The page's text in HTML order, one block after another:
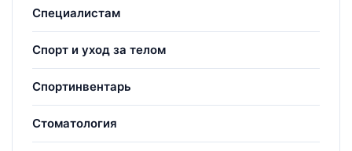
Специалистам
Спорт и уход за телом
Спортинвентарь
Стоматология